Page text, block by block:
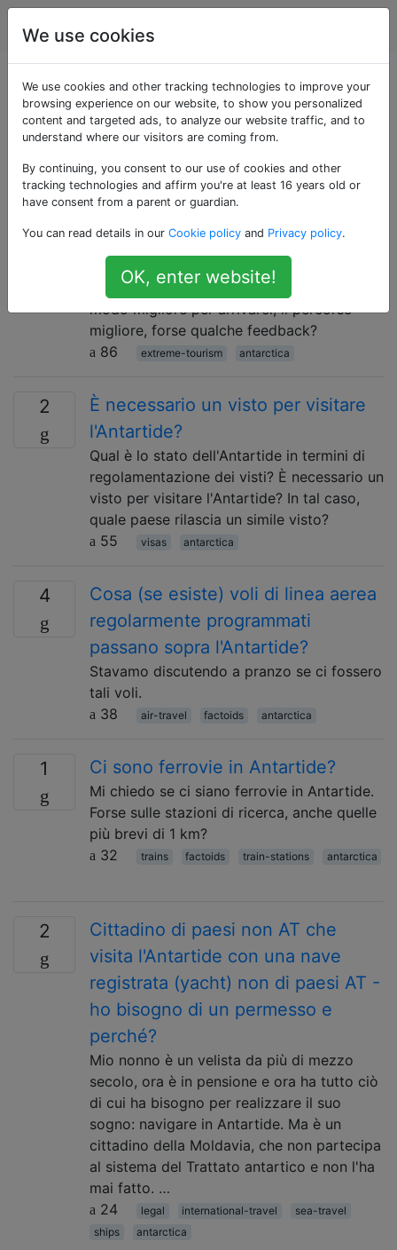
Viaggio
Domande taggate
«antarctica»
6 Come posso visitare l'Antartide?
Un anno fa stavo leggendo alcune riviste e
un viaggio in Antartide. Sfortunatamente,
non c'erano informazioni su come potevo
arrivarci. Ne sai qualcosa a riguardo? Il
modo migliore per arrivarci, il percorso
migliore, forse qualche feedback?
86
extreme-tourism antarctica
2
È necessario un visto per visitare
l'Antartide?
Qual è lo stato dell'Antartide in termini di
regolamentazione dei visti? È necessario un
visto per visitare l'Antartide? In tal caso,
quale paese rilascia un simile visto?
55
visas antarctica
4
Cosa (se esiste) voli di linea aerea
regolarmente programmati
passano sopra l'Antartide?
Stavamo discutendo a pranzo se ci fossero
tali voli.
38
air-travel factoids antarctica
1 Ci sono ferrovie in Antartide?
Mi chiedo se ci siano ferrovie in Antartide.
Forse sulle stazioni di ricerca, anche quelle
più brevi di 1 km?
32
trains factoids train-stations antarctica
2
Cittadino di paesi non AT che
visita l'Antartide con una nave
registrata (yacht) non di paesi AT -
ho bisogno di un permesso e
perché?
Mio nonno è un velista da più di mezzo
secolo, ora è in pensione e ora ha tutto ciò
di cui ha bisogno per realizzare il suo
sogno: navigare in Antartide. Ma è un
cittadino della Moldavia, che non partecipa
al sistema del Trattato antartico e non l'ha
mai fatto. …
24
legal international-travel
sea-travel
ships
antarctica
We use cookies
We use cookies and other tracking technologies to improve your
browsing experience on our website, to show you personalized
content and targeted ads, to analyze our website traffic, and to
understand where our visitors are coming from.
By continuing, you consent to our use of cookies and other
tracking technologies and affirm you're at least 16 years old or
have consent from a parent or guardian.
You can read details in our Cookie policy and Privacy policy.
OK, enter website!